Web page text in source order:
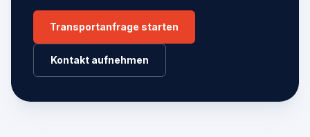
Transportanfrage starten
Kontakt aufnehmen